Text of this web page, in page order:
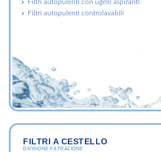
Filtri autopulenti con ugelli aspiranti
Filtri autopulenti controlavabili
FILTRI A CESTELLO
DIVISIONE FILTRAZIONE